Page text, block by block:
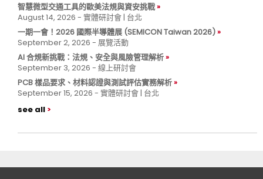
智慧微型交通工具的歐美法規與資安挑戰
August 14, 2026 - 實體研討會 | 台北
一期一會！2026 國際半導體展 (SEMICON Taiwan 2026)
September 2, 2026 - 展覽活動
AI 合規新挑戰：法規、安全與風險管理解析
September 3, 2026 - 線上研討會
PCB 樣品要求、材料認證與測試評估實務解析
September 15, 2026 - 實體研討會 | 台北
see all